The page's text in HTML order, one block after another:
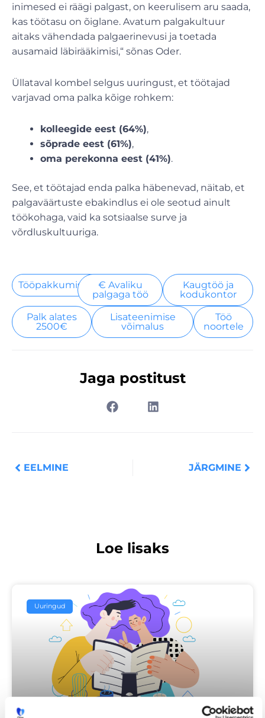
inimesed ei räägi palgast, on keerulisem aru saada,
kas töötasu on õiglane. Avatum palgakultuur
aitaks vähendada palgaerinevusi ja toetada
ausamaid läbirääkimisi,“ sõnas Oder.
Üllataval kombel selgus uuringust, et töötajad
varjavad oma palka kõige rohkem:
kolleegide eest (64%),
sõprade eest (61%),
oma perekonna eest (41%).
See, et töötajad enda palka häbenevad, näitab, et
palgaväärtuste ebakindlus ei ole seotud ainult
töökohaga, vaid ka sotsiaalse surve ja
võrdluskultuuriga.
Tööpakkumised
€ Avaliku
palgaga töö
Kaugtöö ja
kodukontor
Palk alates
2500€
Lisateenimise
võimalus
Töö
noortele
Jaga postitust
EELMINE JÄRGMINE
Loe lisaks
Uuringud